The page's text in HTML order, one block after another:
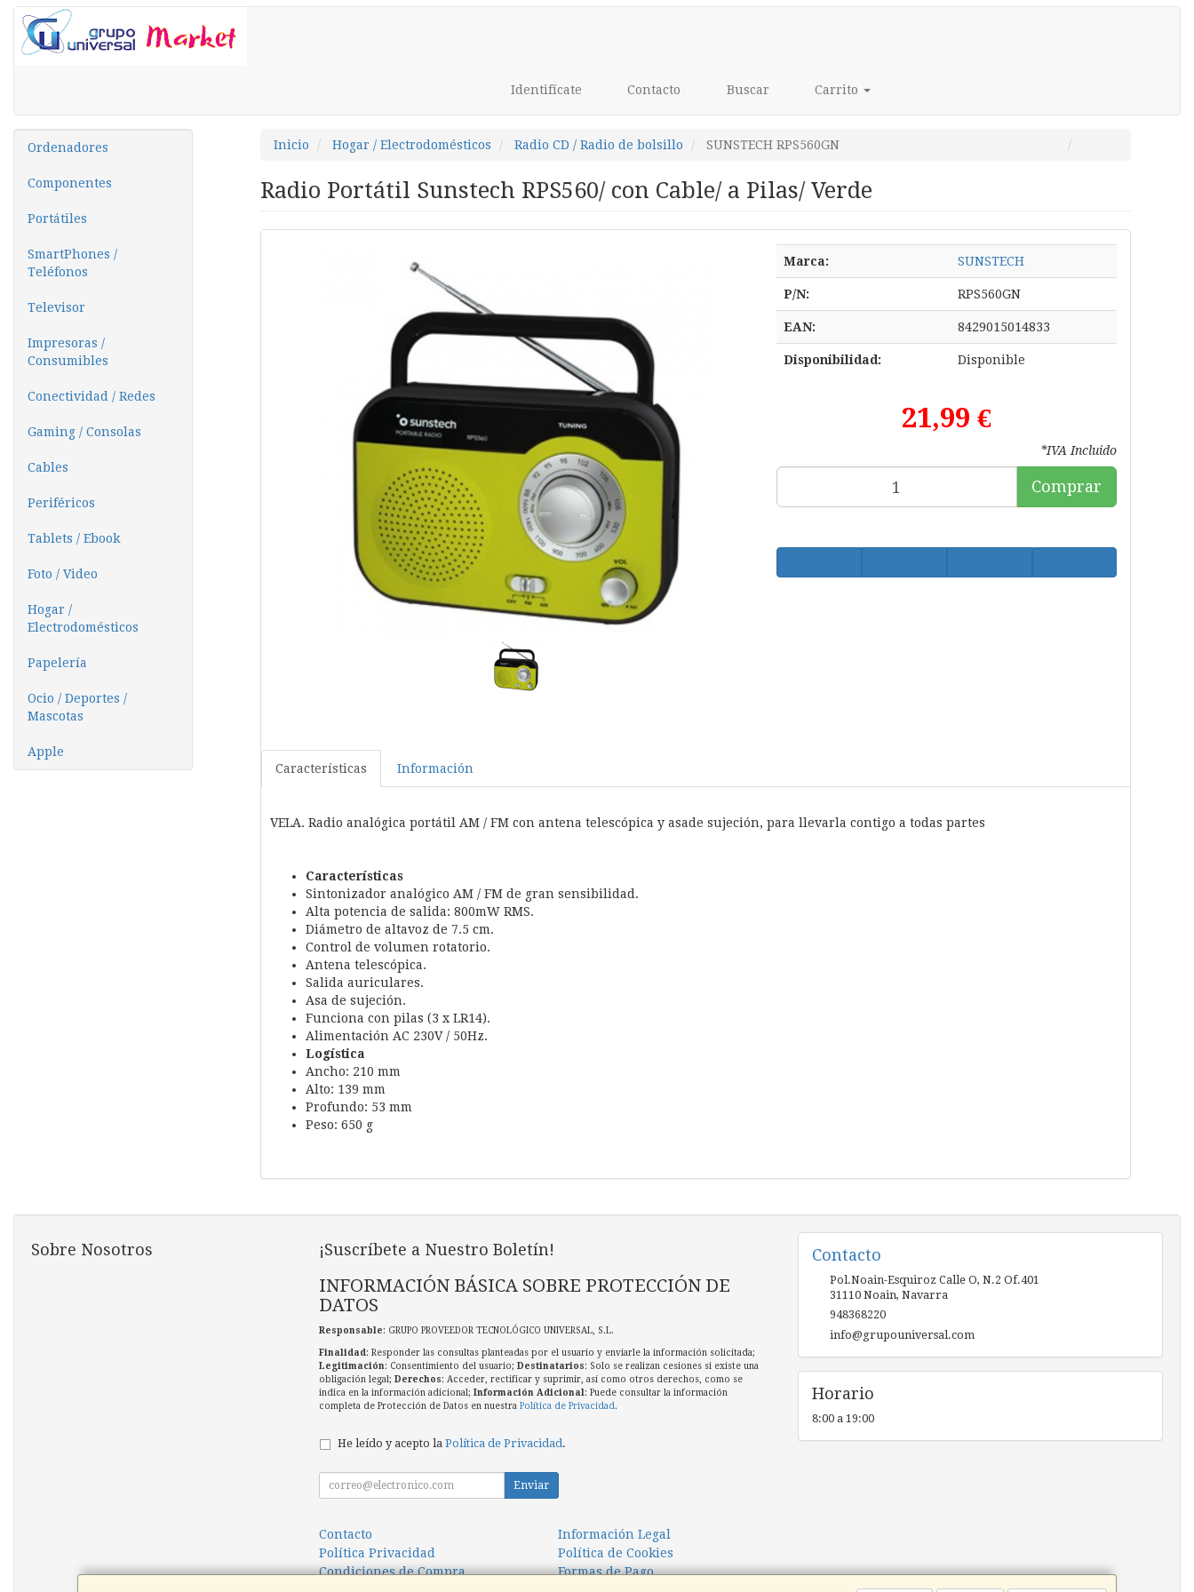
Identifícate Contacto Buscar Carrito
Ordenadores
Componentes
Portátiles
SmartPhones /
Teléfonos
Televisor
Impresoras /
Consumibles
Conectividad / Redes
Gaming / Consolas
Cables
Periféricos
Tablets / Ebook
Foto / Video
Hogar /
Electrodomésticos
Papelería
Ocio / Deportes /
Mascotas
Apple
Inicio Hogar / Electrodomésticos Radio CD / Radio de bolsillo SUNSTECH RPS560GN
Radio Portátil Sunstech RPS560/ con Cable/ a Pilas/ Verde
Marca: SUNSTECH
P/N: RPS560GN
EAN: 8429015014833
Disponibilidad: Disponible
21,99 €
*IVA Incluido
Comprar
Características Información
VELA. Radio analógica portátil AM / FM con antena telescópica y asade sujeción, para llevarla contigo a todas partes
Características
Sintonizador analógico AM / FM de gran sensibilidad.
Alta potencia de salida: 800mW RMS.
Diámetro de altavoz de 7.5 cm.
Control de volumen rotatorio.
Antena telescópica.
Salida auriculares.
Asa de sujeción.
Funciona con pilas (3 x LR14).
Alimentación AC 230V / 50Hz.
Logística
Ancho: 210 mm
Alto: 139 mm
Profundo: 53 mm
Peso: 650 g
Sobre Nosotros ¡Suscríbete a Nuestro Boletín!
INFORMACIÓN BÁSICA SOBRE PROTECCIÓN DE
DATOS
Responsable: GRUPO PROVEEDOR TECNOLÓGICO UNIVERSAL, S.L.
Finalidad: Responder las consultas planteadas por el usuario y enviarle la información solicitada;
Legitimación: Consentimiento del usuario; Destinatarios: Solo se realizan cesiones si existe una
obligación legal; Derechos: Acceder, rectificar y suprimir, así como otros derechos, como se
indica en la información adicional; Información Adicional: Puede consultar la información
completa de Protección de Datos en nuestra Política de Privacidad.
He leído y acepto la Política de Privacidad.
Enviar
Contacto
Información Legal
Política Privacidad
Política de Cookies
Condiciones de Compra
Formas de Pago
Contacto
Pol.Noain-Esquiroz Calle O, N.2 Of.401
31110 Noain, Navarra
948368220
info@grupouniversal.com
Horario
8:00 a 19:00